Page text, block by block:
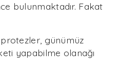
bulunmaktadır. Fakat
günümüz
yapabilme olanağı